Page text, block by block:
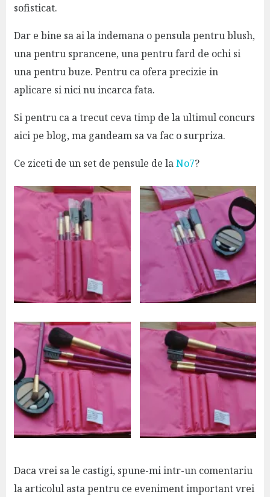
sofisticat.
Dar e bine sa ai la indemana o pensula pentru blush,
una pentru sprancene, una pentru fard de ochi si
una pentru buze. Pentru ca ofera precizie in
aplicare si nici nu incarca fata.
Si pentru ca a trecut ceva timp de la ultimul concurs
aici pe blog, ma gandeam sa va fac o surpriza.
Ce ziceti de un set de pensule de laNo7?
Daca vrei sa le castigi, spune-mi intr-un comentariu
la articolul asta pentru ce eveniment important vrei